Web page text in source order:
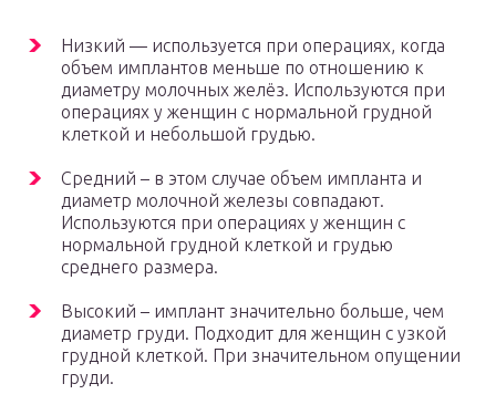
Низкий — используется при операциях, когда
объем имплантов меньше по отношению к
диаметру молочных желёз. Используются при
операциях у женщин с нормальной грудной
клеткой и небольшой грудью.
Средний – в этом случае объем импланта и
диаметр молочной железы совпадают.
Используются при операциях у женщин с
нормальной грудной клеткой и грудью
среднего размера.
Высокий – имплант значительно больше, чем
диаметр груди. Подходит для женщин с узкой
грудной клеткой. При значительном опущении
груди.